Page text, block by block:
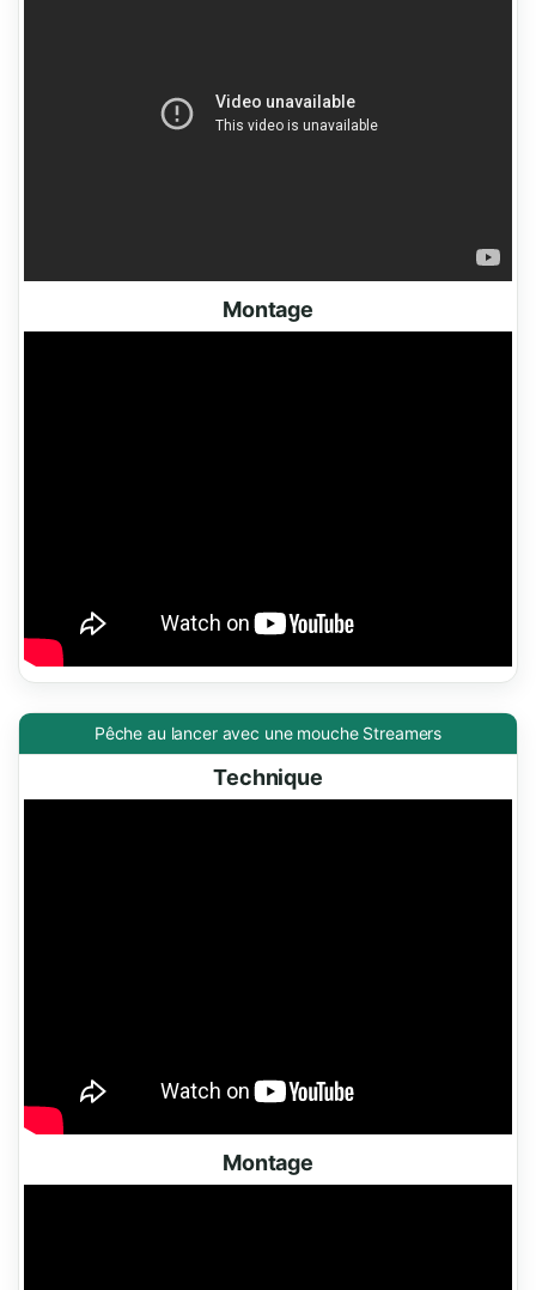
Montage
Pêche au lancer avec une mouche Streamers
Technique
Montage